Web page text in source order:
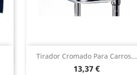
Tirador Cromado Para Carros...
Precio
13,37 €
Vista rápida